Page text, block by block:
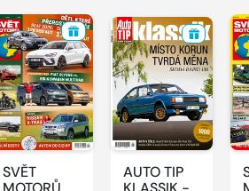
SVĚT
AUTO TIP